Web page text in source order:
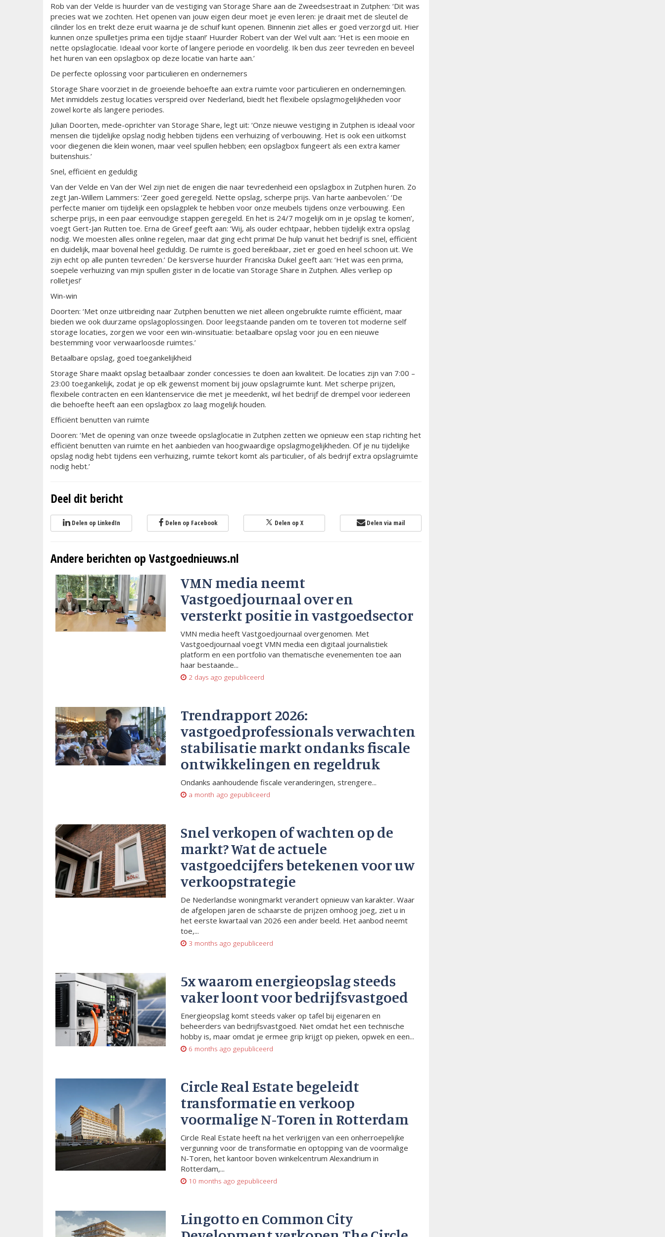
Rob van der Velde is huurder van de vestiging van Storage Share aan de Zweedsestraat in Zutphen: ‘Dit was
precies wat we zochten. Het openen van jouw eigen deur moet je even leren: je draait met de sleutel de
cilinder los en trekt deze eruit waarna je de schuif kunt openen. Binnenin ziet alles er goed verzorgd uit. Hier
kunnen onze spulletjes prima een tijdje staan!’ Huurder Robert van der Wel vult aan: ‘Het is een mooie en
nette opslaglocatie. Ideaal voor korte of langere periode en voordelig. Ik ben dus zeer tevreden en beveel
het huren van een opslagbox op deze locatie van harte aan.’
De perfecte oplossing voor particulieren en ondernemers
Storage Share voorziet in de groeiende behoefte aan extra ruimte voor particulieren en ondernemingen.
Met inmiddels zestug locaties verspreid over Nederland, biedt het flexibele opslagmogelijkheden voor
zowel korte als langere periodes.
Julian Doorten, mede-oprichter van Storage Share, legt uit: ‘Onze nieuwe vestiging in Zutphen is ideaal voor
mensen die tijdelijke opslag nodig hebben tijdens een verhuizing of verbouwing. Het is ook een uitkomst
voor diegenen die klein wonen, maar veel spullen hebben; een opslagbox fungeert als een extra kamer
buitenshuis.’
Snel, efficiënt en geduldig
Van der Velde en Van der Wel zijn niet de enigen die naar tevredenheid een opslagbox in Zutphen huren. Zo
zegt Jan-Willem Lammers: ‘Zeer goed geregeld. Nette opslag, scherpe prijs. Van harte aanbevolen.’ ‘De
perfecte manier om tijdelijk een opslagplek te hebben voor onze meubels tijdens onze verbouwing. Een
scherpe prijs, in een paar eenvoudige stappen geregeld. En het is 24/7 mogelijk om in je opslag te komen’,
voegt Gert-Jan Rutten toe. Erna de Greef geeft aan: ‘Wij, als ouder echtpaar, hebben tijdelijk extra opslag
nodig. We moesten alles online regelen, maar dat ging echt prima! De hulp vanuit het bedrijf is snel, efficiënt
en duidelijk, maar bovenal heel geduldig. De ruimte is goed bereikbaar, ziet er goed en heel schoon uit. We
zijn echt op alle punten tevreden.’ De kersverse huurder Franciska Dukel geeft aan: ‘Het was een prima,
soepele verhuizing van mijn spullen gister in de locatie van Storage Share in Zutphen. Alles verliep op
rolletjes!’
Win-win
Doorten: ‘Met onze uitbreiding naar Zutphen benutten we niet alleen ongebruikte ruimte efficiënt, maar
bieden we ook duurzame opslagoplossingen. Door leegstaande panden om te toveren tot moderne self
storage locaties, zorgen we voor een win-winsituatie: betaalbare opslag voor jou en een nieuwe
bestemming voor verwaarloosde ruimtes.’
Betaalbare opslag, goed toegankelijkheid
Storage Share maakt opslag betaalbaar zonder concessies te doen aan kwaliteit. De locaties zijn van 7:00 –
23:00 toegankelijk, zodat je op elk gewenst moment bij jouw opslagruimte kunt. Met scherpe prijzen,
flexibele contracten en een klantenservice die met je meedenkt, wil het bedrijf de drempel voor iedereen
die behoefte heeft aan een opslagbox zo laag mogelijk houden.
Efficiënt benutten van ruimte
Dooren: ‘Met de opening van onze tweede opslaglocatie in Zutphen zetten we opnieuw een stap richting het
efficiënt benutten van ruimte en het aanbieden van hoogwaardige opslagmogelijkheden. Of je nu tijdelijke
opslag nodig hebt tijdens een verhuizing, ruimte tekort komt als particulier, of als bedrijf extra opslagruimte
nodig hebt.’
Deel dit bericht
Delen op LinkedIn Delen op Facebook Delen op X Delen via mail
Andere berichten op Vastgoednieuws.nl
VMN media neemt
Vastgoedjournaal over en
versterkt positie in vastgoedsector
VMN media heeft Vastgoedjournaal overgenomen. Met
Vastgoedjournaal voegt VMN media een digitaal journalistiek
platform en een portfolio van thematische evenementen toe aan
haar bestaande...
2 days ago gepubliceerd
Trendrapport 2026:
vastgoedprofessionals verwachten
stabilisatie markt ondanks fiscale
ontwikkelingen en regeldruk
Ondanks aanhoudende fiscale veranderingen, strengere...
a month ago gepubliceerd
Snel verkopen of wachten op de
markt? Wat de actuele
vastgoedcijfers betekenen voor uw
verkoopstrategie
De Nederlandse woningmarkt verandert opnieuw van karakter. Waar
de afgelopen jaren de schaarste de prijzen omhoog joeg, ziet u in
het eerste kwartaal van 2026 een ander beeld. Het aanbod neemt
toe,...
3 months ago gepubliceerd
5x waarom energieopslag steeds
vaker loont voor bedrijfsvastgoed
Energieopslag komt steeds vaker op tafel bij eigenaren en
beheerders van bedrijfsvastgoed. Niet omdat het een technische
hobby is, maar omdat je ermee grip krijgt op pieken, opwek en een...
6 months ago gepubliceerd
Circle Real Estate begeleidt
transformatie en verkoop
voormalige N-Toren in Rotterdam
Circle Real Estate heeft na het verkrijgen van een onherroepelijke
vergunning voor de transformatie en optopping van de voormalige
N-Toren, het kantoor boven winkelcentrum Alexandrium in
Rotterdam,...
10 months ago gepubliceerd
Lingotto en Common City